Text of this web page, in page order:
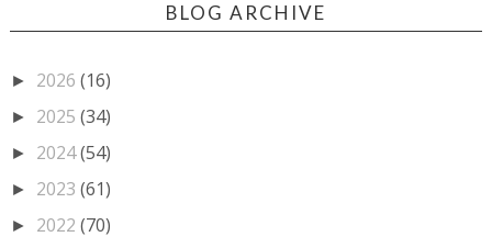
BLOG ARCHIVE
► 2026 (16)
► 2025 (34)
► 2024(54)
► 2023 (61)
► 2022 (70)